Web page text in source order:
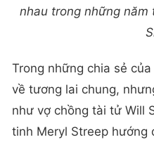
nhau trong những năm
Trong những chia sẻ
về tương lai chung,
như vợ chồng tài tử Will
tinh Meryl Streep hướng